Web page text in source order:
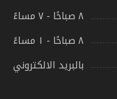
٨ صباحًا - ٧ مساءً
٨ صباحًا - ١ مساءً
بالبريد الالكتروني